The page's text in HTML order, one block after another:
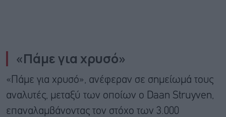
«Πάμε για χρυσό»
«Πάμε για χρυσό», ανέφεραν σε σημείωμά τους
αναλυτές, μεταξύ των οποίων ο Daan Struyven,
επαναλαμβάνοντας τον στόχο των 3.000